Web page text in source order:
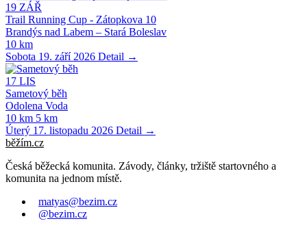
19 ZÁŘ
Trail Running Cup - Zátopkova 10
Brandýs nad Labem – Stará Boleslav
10 km
Sobota 19. září 2026 Detail →
17 LIS
Sametový běh
Odolena Voda
10 km 5 km
Úterý 17. listopadu 2026 Detail →
běžím.cz
Česká běžecká komunita. Závody, články, tržiště startovného a
komunita na jednom místě.
matyas@bezim.cz
@bezim.cz